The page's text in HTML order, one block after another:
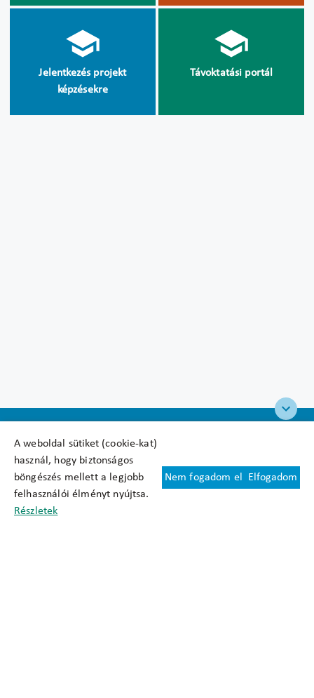
A weboldal sütiket (cookie-kat)
használ, hogy biztonságos
böngészés mellett a legjobb
felhasználói élményt nyújtsa.
Részletek
Nem fogadom el Elfogadom
Jelentkezés projekt
képzésekre
Távoktatási portál
Felhasználási feltételek